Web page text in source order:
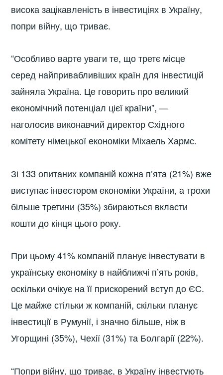
висока зацікавленість в інвестиціях в Україну,
попри війну, що триває.
“Особливо варте уваги те, що третє місце
серед найпривабливіших країн для інвестицій
зайняла Україна. Це говорить про великий
економічний потенціал цієї країни”, —
наголосив виконавчий директор Східного
комітету німецької економіки Міхаель Хармс.
Зі 133 опитаних компаній кожна п’ята (21%) вже
виступає інвестором економіки України, а трохи
більше третини (35%) збираються вкласти
кошти до кінця цього року.
При цьому 41% компаній планує інвестувати в
українську економіку в найближчі п’ять років,
оскільки очікує на її прискорений вступ до ЄС.
Це майже стільки ж компаній, скільки планує
інвестиції в Румунії, і значно більше, ніж в
Угорщині (35%), Чехії (31%) та Болгарії (22%).
“Попри війну, що триває, в Україну інвестують